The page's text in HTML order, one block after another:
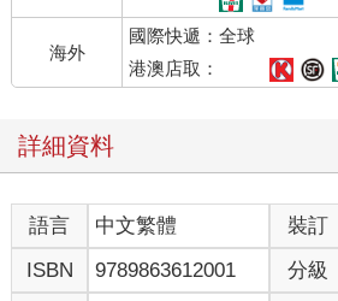
這個世界在他出生時，並未表示過歡迎。
王晨睜開眼，拼色的天花板率先躍入眼
他揉了揉痠脹的眼睛，從沙發上起身，
個噩夢？
大腦還帶著久睡以後的沉重感，讓人分
海外
國際快遞：全球
港澳店取：
詳細資料
語言 中文繁體 裝訂
ISBN
9789863612001 分級